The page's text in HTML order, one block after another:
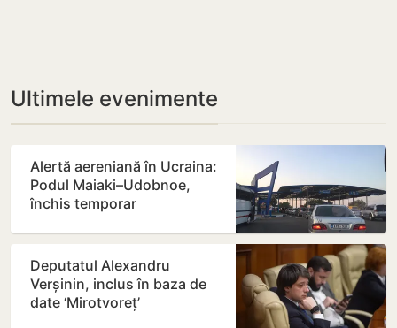
Ultimele evenimente
Alertă aereniană în Ucraina:
Podul Maiaki–Udobnoe,
închis temporar
Deputatul Alexandru
Verșinin, inclus în baza de
date ‘Mirotvoreț’